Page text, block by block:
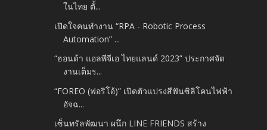
ในไทย ตั้...
เปิดใจคนทำงาน “RPA - Robotic Process
Automation” ...
“ฮอนด้า แอลพีจีเอ ไทยแลนด์ 2023” ประกาศจัด
งานเต็มร...
“FOREO (ฟอริโอ้)” เปิดตัวแปรงสีฟันซิลิโคนไฟฟ้า
อัจฉ...
เซ็นทรัลพัฒนา ผนึก LINE FRIENDS สร้าง